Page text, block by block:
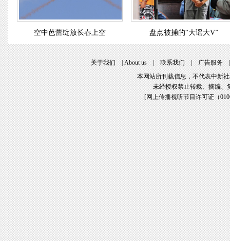
空中芭蕾绽放长春上空 盘点被捕的“大谣大V”
关于我们|About us|联系我们|广告服务
本网站所刊载信息，不代表中新
未经授权禁止转载、摘编、
[网上传播视听节目许可证（